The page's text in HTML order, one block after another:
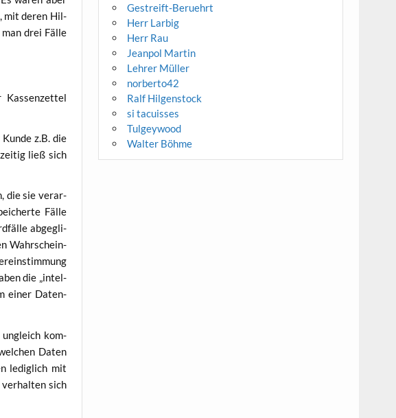
mit deren Hil­
drei Fäl­le
z.B. die
ließ sich
die sie ver­ar­
Fäl­le
abge­gli­
Wahr­schein­
die „intel­
einer Daten­
ungleich kom­
Daten
ledig­lich mit
sich
Gestreift-Beruehrt
Herr Larbig
Herr Rau
Jeanpol Martin
Lehrer Müller
norberto42
Ralf Hilgenstock
si tacuisses
Tulgeywood
Walter Böhme